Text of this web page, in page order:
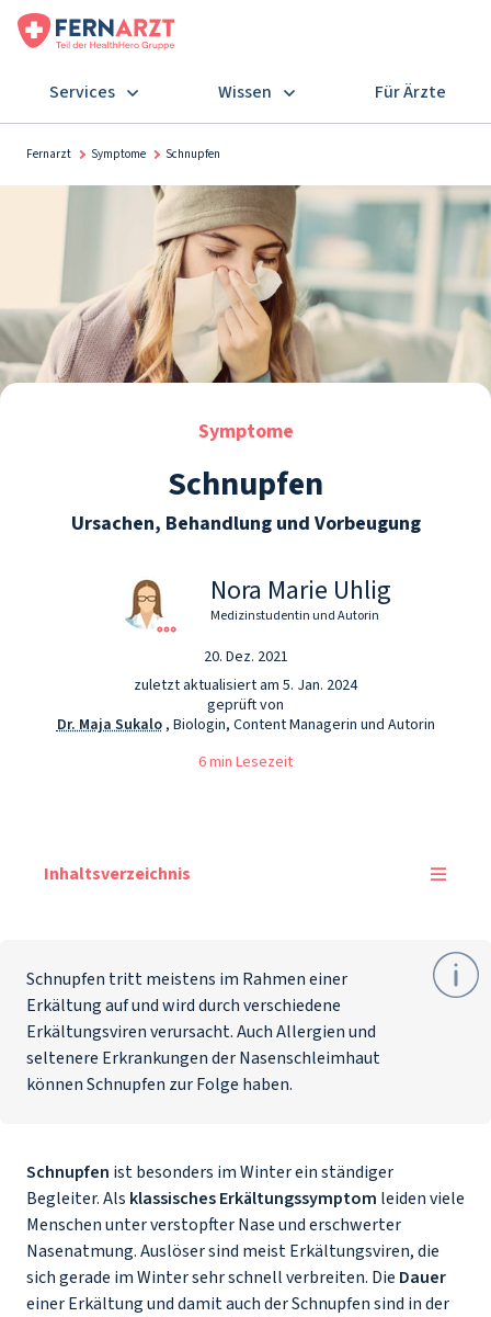
Services Wissen Für Ärzte
Fernarzt Symptome Schnupfen
Symptome
Schnupfen
Ursachen, Behandlung und Vorbeugung
Nora Marie Uhlig
Medizinstudentin und Autorin
20. Dez. 2021
zuletzt aktualisiert am 5. Jan. 2024
geprüft von
Dr. Maja Sukalo, Biologin, Content Managerin und Autorin
6 min Lesezeit
Inhaltsverzeichnis
Schnupfen tritt meistens im Rahmen einer
Erkältung auf und wird durch verschiedene
Erkältungsviren verursacht. Auch Allergien und
seltenere Erkrankungen der Nasenschleimhaut
können Schnupfen zur Folge haben.
Schnupfen ist besonders im Winter ein ständiger
Begleiter. Als klassisches Erkältungssymptom leiden viele
Menschen unter verstopfter Nase und erschwerter
Nasenatmung. Auslöser sind meist Erkältungsviren, die
sich gerade im Winter sehr schnell verbreiten. Die Dauer
einer Erkältung und damit auch der Schnupfen sind in der